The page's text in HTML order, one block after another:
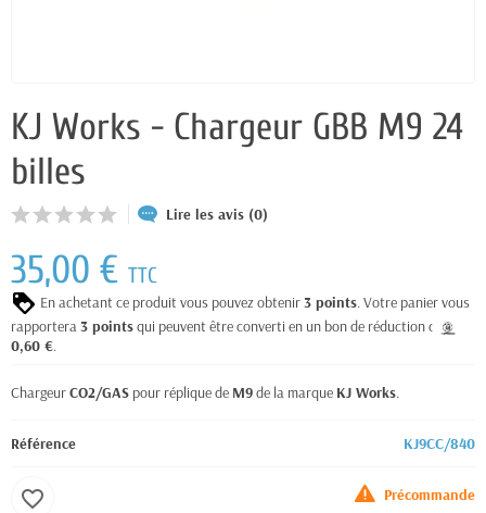
KJ Works - Chargeur GBB M9 24
billes
Lire les avis (0)
35,00 € TTC
En achetant ce produit vous pouvez obtenir3 points. Votre panier vous
rapportera3 pointsqui peuvent être converti en un bon de réduction de
0,60 €.
ChargeurCO2/GAS pour réplique de M9de la marque KJ Works.
Référence KJ9CC/840
Précommande
favorite_border